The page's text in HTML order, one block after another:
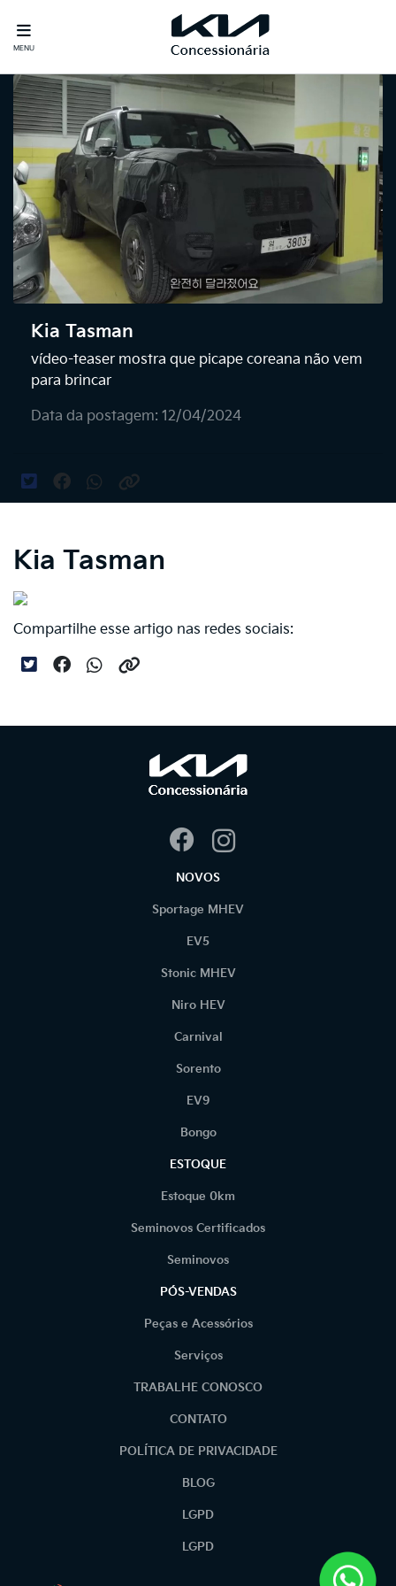
MENU
Kia Tasman
vídeo-teaser mostra que picape coreana não vem
para brincar
Data da postagem: 12/04/2024
Kia Tasman
Compartilhe esse artigo nas redes sociais:
NOVOS
Sportage MHEV
EV5
Stonic MHEV
Niro HEV
Carnival
Sorento
EV9
Bongo
ESTOQUE
Estoque 0km
Seminovos Certificados
Seminovos
PÓS-VENDAS
Peças e Acessórios
Serviços
TRABALHE CONOSCO
CONTATO
POLÍTICA DE PRIVACIDADE
BLOG
LGPD
LGPD